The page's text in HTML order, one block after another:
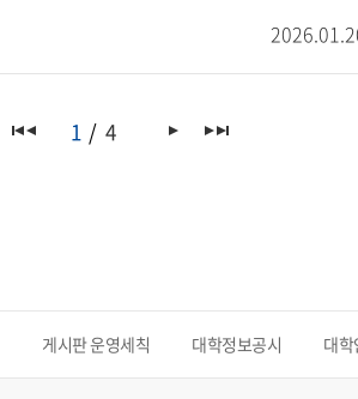
1 4
게시판 운영세칙 대학정보공시 대